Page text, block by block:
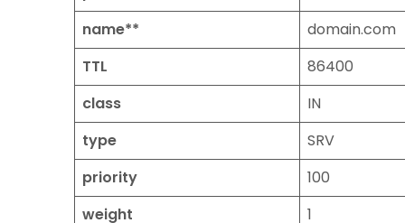
name**
domain.com
TTL
86400
class
IN
type
SRV
priority
100
weight
1